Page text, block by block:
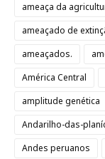
ameaça da
ameaçado de
ameaçados.
América Central
amplitude genética
Andarilho-das-
Andes peruanos